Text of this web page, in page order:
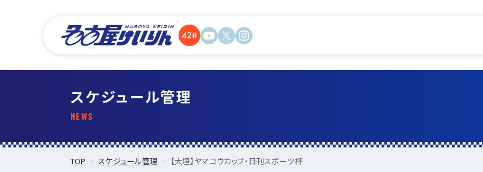
スケジュール管理
TOP スケジュール管理 【大垣】ヤマコウカップ・日刊スポーツ杯